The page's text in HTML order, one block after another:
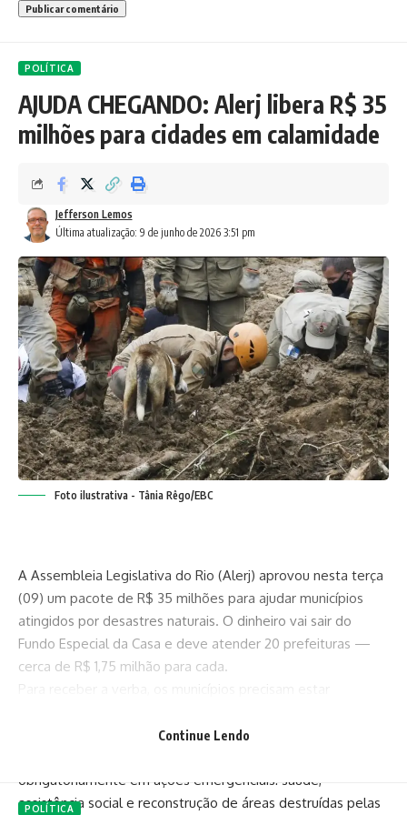
POLÍTICA
AJUDA CHEGANDO: Alerj libera R$ 35
milhões para cidades em calamidade
Última atualização: 9 de junho de 2026 3:51 pm
Jefferson Lemos
Foto ilustrativa - Tânia Rêgo/EBC
A Assembleia Legislativa do Rio (Alerj) aprovou nesta terça
(09) um pacote de R$ 35 milhões para ajudar municípios
atingidos por desastres naturais. O dinheiro vai sair do
Fundo Especial da Casa e deve atender 20 prefeituras —
cerca de R$ 1,75 milhão para cada.
pública, com reconhecimento do Governo do Estado até
obrigatoriamente em ações emergenciais: saúde,
assistência social e reconstrução de áreas destruídas pelas
Continue Lendo
POLÍTICA